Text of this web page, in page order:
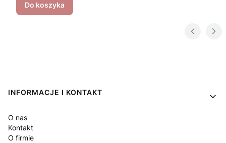
Do koszyka
Linki w stopce
INFORMACJE I KONTAKT
O nas
Kontakt
O firmie